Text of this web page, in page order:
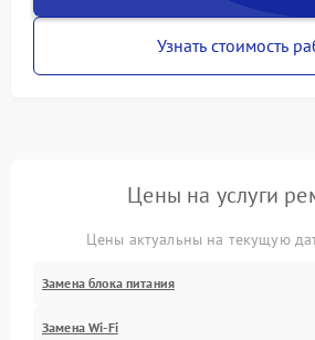
Узнать стоимость
Цены на услуги
Цены актуальны на текущую
Замена блока питания
Замена Wi-Fi